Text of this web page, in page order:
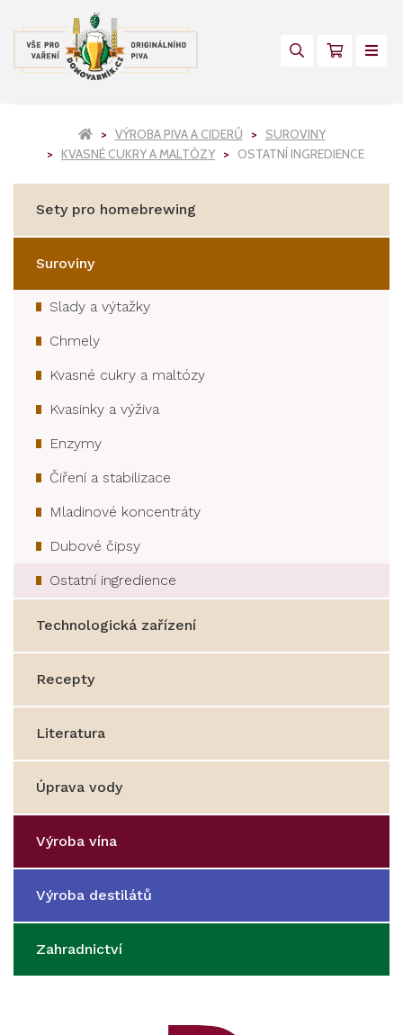
VÝROBA PIVA A CIDERŮ
SUROVINY
KVASNÉ CUKRY A MALTÓZY
OSTATNÍ INGREDIENCE
Sety pro homebrewing
Suroviny
Slady a výtažky
Chmely
Kvasné cukry a maltózy
Kvasinky a výživa
Enzymy
Čiření a stabilizace
Mladinové koncentráty
Dubové čipsy
Ostatní ingredience
Technologická zařízení
Recepty
Literatura
Úprava vody
Výroba vína
Výroba destilátů
Zahradnictví